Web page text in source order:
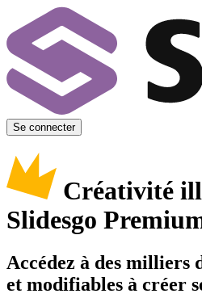
Se connecter
Créativité
Slidesgo
Accédez à des milliers
et modifiables à créer